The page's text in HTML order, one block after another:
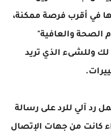
في أقرب فرصة ممكنة،
الصحة والعافية"
وللشىء الذي تريد
رد آلي للرد على رسالة
كانت من جهات الإتصال